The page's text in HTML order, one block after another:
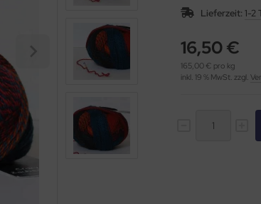
Lieferzeit: 1-2
16,50 €
165,00 € pro kg
inkl. 19 % MwSt. zzgl.